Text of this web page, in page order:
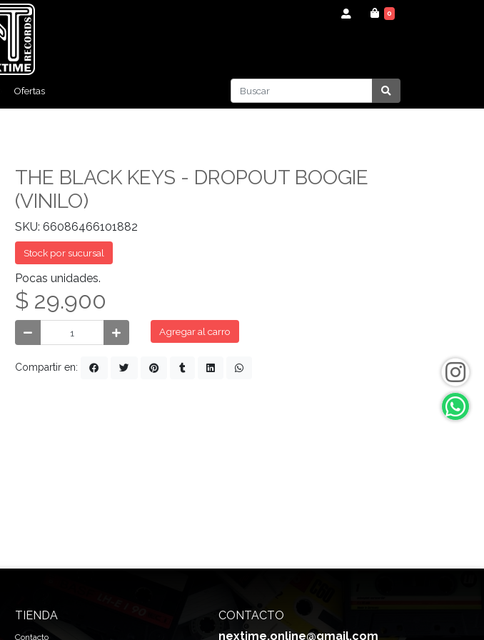
0
Ofertas
THE BLACK KEYS - DROPOUT BOOGIE
(VINILO)
SKU: 66086466101882
Stock por sucursal
Pocas unidades.
$ 29.900
Agregar al carro
Compartir en:
TIENDA
Contacto
CONTACTO
nextime.online@gmail.com